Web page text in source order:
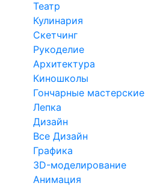
Театр
Кулинария
Скетчинг
Рукоделие
Архитектура
Киношколы
Гончарные мастерские
Лепка
Дизайн
Все Дизайн
Графика
3D-моделирование
Анимация